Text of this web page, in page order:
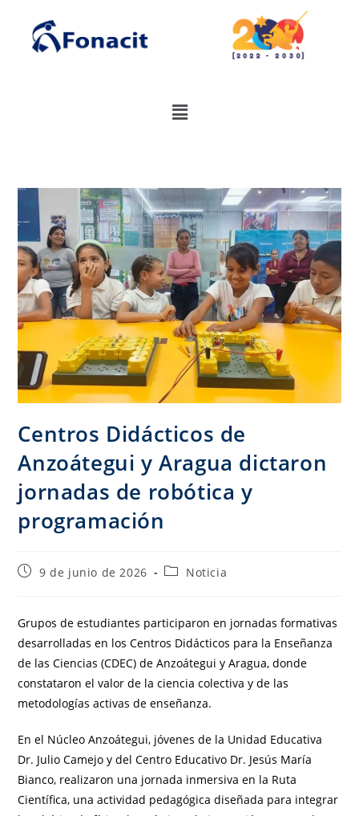
Centros Didácticos de
Anzoátegui y Aragua dictaron
jornadas de robótica y
programación
9 de junio de 2026 Noticia
Grupos de estudiantes participaron en jornadas formativas
desarrolladas en los Centros Didácticos para la Enseñanza
de las Ciencias (CDEC) de Anzoátegui y Aragua, donde
constataron el valor de la ciencia colectiva y de las
metodologías activas de enseñanza.
En el Núcleo Anzoátegui, jóvenes de la Unidad Educativa
Dr. Julio Camejo y del Centro Educativo Dr. Jesús María
Bianco, realizaron una jornada inmersiva en la Ruta
Científica, una actividad pedagógica diseñada para integrar